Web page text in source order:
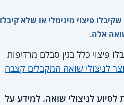
פיצוי מינימלי או שלא קיבלו
אלה.
פיצוי כלל בגין סבלם מרדיפות
לניצולי שואה המקבלים קצבה
לסיוע לניצולי שואה. למידע על